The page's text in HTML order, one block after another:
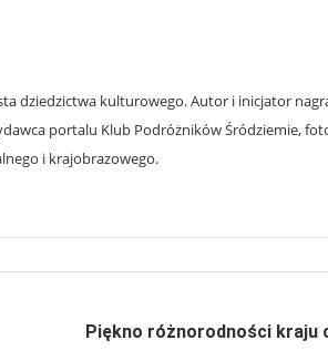
dziedzictwa kulturowego. Autor i inicjator
portalu Klub Podróżników Śródziemie,
i krajobrazowego.
Piękno różnorodności kraju